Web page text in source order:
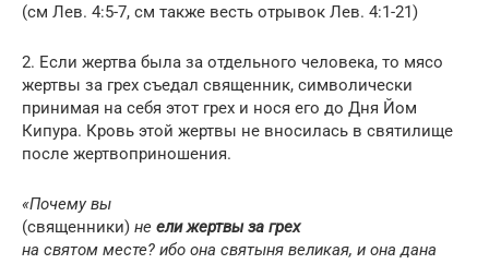
(см Лев. 4:5-7, см также весть отрывок Лев. 4:1-21)
2. Если жертва была за отдельного человека, то мясо
жертвы за грех съедал священник, символически
принимая на себя этот грех и нося его до Дня Йом
Кипура. Кровь этой жертвы не вносилась в святилище
после жертвоприношения.
«Почему вы
(священники) не ели жертвы за грех
на святом месте? ибо она святыня великая, и она дана